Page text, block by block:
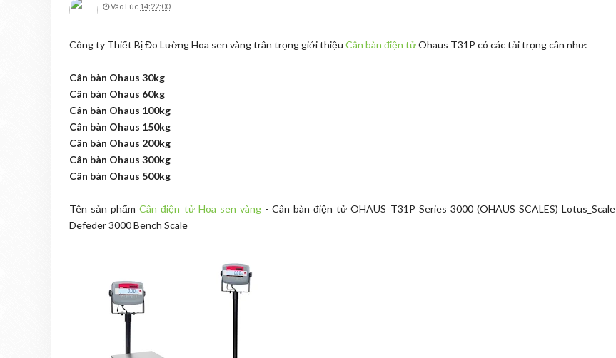
Vào Lúc 14:22:00
Công ty Thiết Bị Đo Lường Hoa sen vàng trân trọng giới thiệu Cân bàn điện tửOhaus T31P có các tải trọng cân như:
Cân bàn Ohaus 30kg
Cân bàn Ohaus 60kg
Cân bàn Ohaus 100kg
Cân bàn Ohaus 150kg
Cân bàn Ohaus 200kg
Cân bàn Ohaus 300kg
Cân bàn Ohaus 500kg
Tên sản phẩmCân điện tử Hoa sen vàng- Cân bàn điện tử OHAUS T31P Series 3000 (OHAUS SCALES) Lotus_Scale
Defeder 3000 Bench Scale